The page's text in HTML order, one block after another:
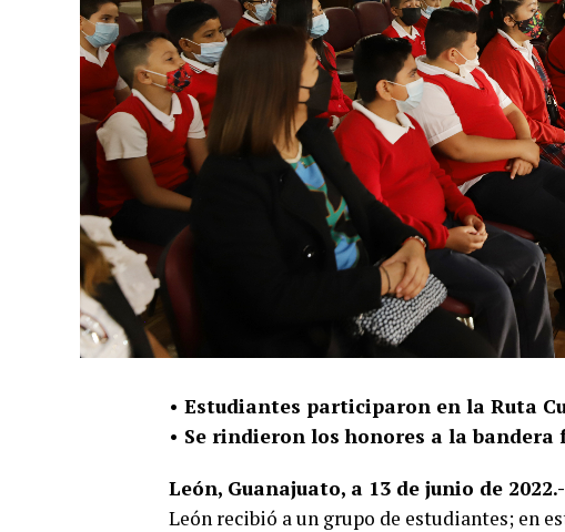
• Estudiantes participaron en la Ruta
• Se rindieron los honores a la
León, Guanajuato, a 13 de junio de 2022.-
León recibió a un grupo de estudiantes; en